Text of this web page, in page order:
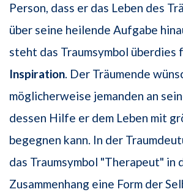
Person, dass er das Leben des
über seine heilende Aufgabe
steht das Traumsymbol überdies
Inspiration. Der Träumende
möglicherweise jemanden an
dessen Hilfe er dem Leben mit
begegnen kann. In der
das Traumsymbol "Therapeut" in
Zusammenhang eine Form der